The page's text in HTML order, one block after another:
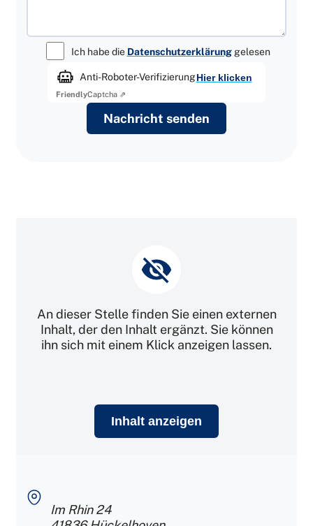
Ich habe die Datenschutzerklärunggelesen
Anti-Roboter-VerifizierungHier klicken
FriendlyCaptcha ⇗
An dieser Stelle finden Sie einen externen
Inhalt, der den Inhalt ergänzt. Sie können
ihn sich mit einem Klick anzeigen lassen.
Inhalt anzeigen
Im Rhin 24